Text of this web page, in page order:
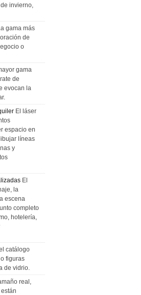
invierno,
gama más
de
o
gama
de
evocan la
El láser
espacio en
líneas
y
El
la
escena
completo
hotelería,
catálogo
figuras
de vidrio.
real,